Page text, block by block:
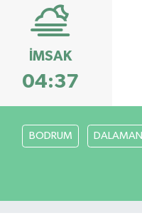
İMSAK
04:37
BODRUM DALAMAN